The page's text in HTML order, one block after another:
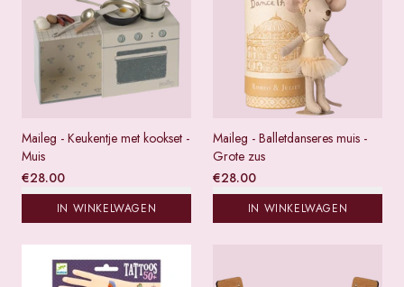
Maileg - Keukentje met kookset -
Muis
€28.00
IN WINKELWAGEN
Maileg - Balletdanseres muis -
Grote zus
€28.00
IN WINKELWAGEN